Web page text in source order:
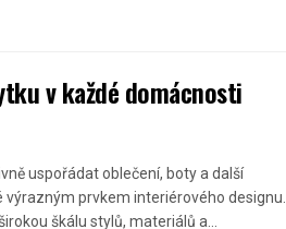
v každé domácnosti
uspořádat oblečení, boty a další
výrazným prvkem interiérového designu.
škálu stylů, materiálů a...